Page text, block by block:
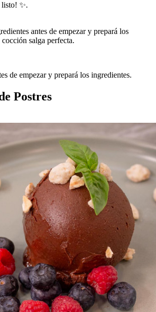
listo! ✨.
antes de empezar y prepará los
salga perfecta.
de empezar y prepará los ingredientes.
Postres